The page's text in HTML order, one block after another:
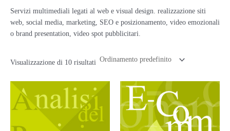
Servizi multimediali legati al web e visual design. realizzazione siti
web, social media, marketing, SEO e posizionamento, video emozionali
o brand presentation, video spot pubblicitari.
Visualizzazione di 10 risultati